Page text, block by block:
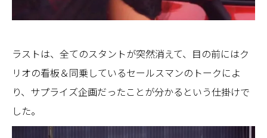
ラストは、全てのスタントが突然消えて、目の前にはク
リオの看板＆同乗しているセールスマンのトークによ
り、サプライズ企画だったことが分かるという仕掛けで
した。